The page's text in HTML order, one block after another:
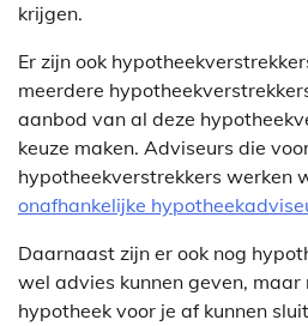
krijgen.
Er zijn ook
meerdere
aanbod van al deze
keuze maken. Adviseurs die
hypotheekverstrekkers werken
onafhankelijke
Daarnaast zijn er ook nog
wel advies kunnen geven,
hypotheek voor je af kunnen